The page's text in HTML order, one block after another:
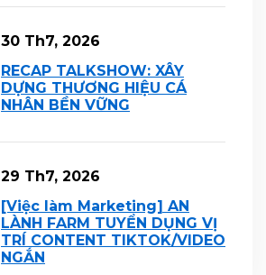
30 Th7, 2026
RECAP TALKSHOW: XÂY
DỰNG THƯƠNG HIỆU CÁ
NHÂN BỀN VỮNG
29 Th7, 2026
[Việc làm Marketing] AN
LÀNH FARM TUYỂN DỤNG VỊ
TRÍ CONTENT TIKTOK/VIDEO
NGẮN